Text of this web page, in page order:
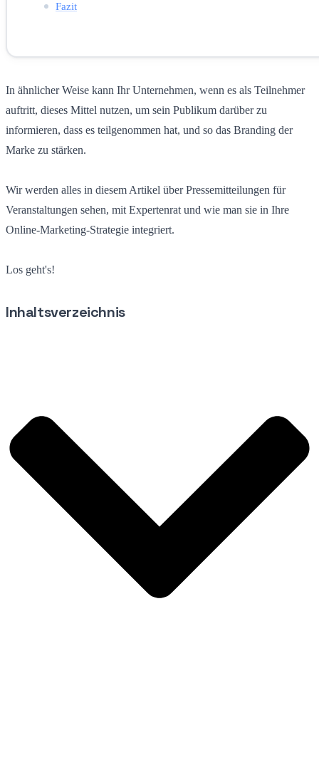
Fazit
In ähnlicher Weise kann Ihr Unternehmen, wenn es als Teilnehmer
auftritt, dieses Mittel nutzen, um sein Publikum darüber zu
informieren, dass es teilgenommen hat, und so das Branding der
Marke zu stärken.
Wir werden alles in diesem Artikel über Pressemitteilungen für
Veranstaltungen sehen, mit Expertenrat und wie man sie in Ihre
Online-Marketing-Strategie integriert.
Los geht's!
Inhaltsverzeichnis